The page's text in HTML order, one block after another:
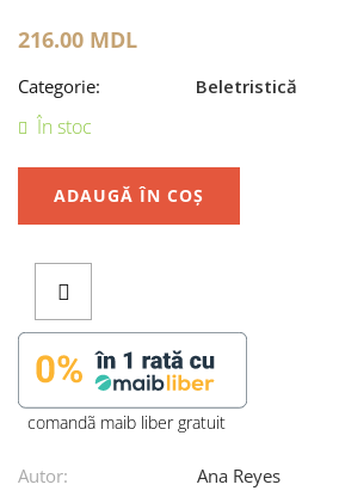
216.00 MDL
Categorie: Beletristică
În stoc
ADAUGĂ ÎN COȘ
comandã maib liber gratuit
Autor:
Ana Reyes